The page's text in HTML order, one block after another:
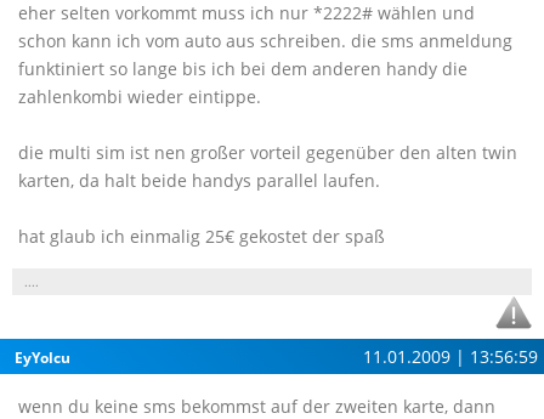
eher selten vorkommt muss ich nur *2222# wählen und
schon kann ich vom auto aus schreiben. die sms anmeldung
funktiniert so lange bis ich bei dem anderen handy die
zahlenkombi wieder eintippe.
die multi sim ist nen großer vorteil gegenüber den alten twin
karten, da halt beide handys parallel laufen.
hat glaub ich einmalig 25€ gekostet der spaß
....
EyYolcu 11.01.2009 | 13:56:59
wenn du keine sms bekommst auf der zweiten karte, dann